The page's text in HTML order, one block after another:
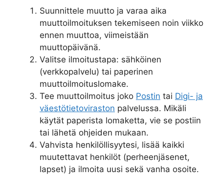
Suunnittele muutto ja varaa aika
muuttoilmoituksen tekemiseen noin viikko
ennen muuttoa, viimeistään
muuttopäivänä.
Valitse ilmoitustapa: sähköinen
(verkkopalvelu) tai paperinen
muuttoilmoituslomake.
Tee muuttoilmoitus joko Postin tai Digi- ja
väestötietoviraston palvelussa. Mikäli
käytät paperista lomaketta, vie se postiin
tai lähetä ohjeiden mukaan.
Vahvista henkilöllisyytesi, lisää kaikki
muutettavat henkilöt (perheenjäsenet,
lapset) ja ilmoita uusi sekä vanha osoite.